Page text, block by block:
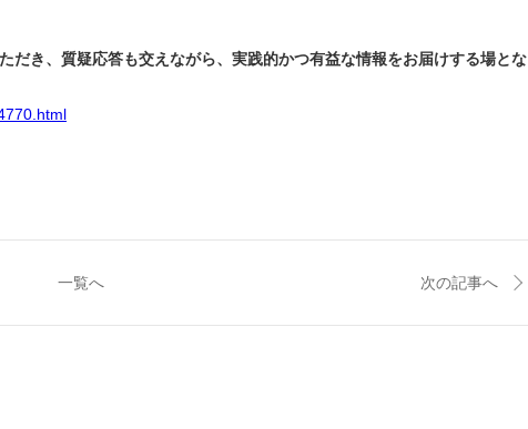
だき、質疑応答も交えながら、実践的かつ有益な情報をお届けする場とな
一覧へ 次の記事へ